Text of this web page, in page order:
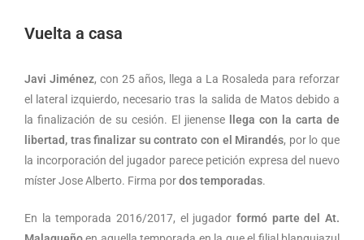
Vuelta a casa
Javi Jiménez, con 25 años, llega a La Rosaleda para reforzar
el lateral izquierdo, necesario tras la salida de Matos debido a
la finalización de su cesión. El jienense
llega con la carta de
libertad, tras finalizar su contrato con el Mirandés, por lo que
la incorporación del jugador parece petición expresa del nuevo
míster Jose Alberto. Firma pordos temporadas.
En la temporada 2016/2017, el jugador formó parte del At.